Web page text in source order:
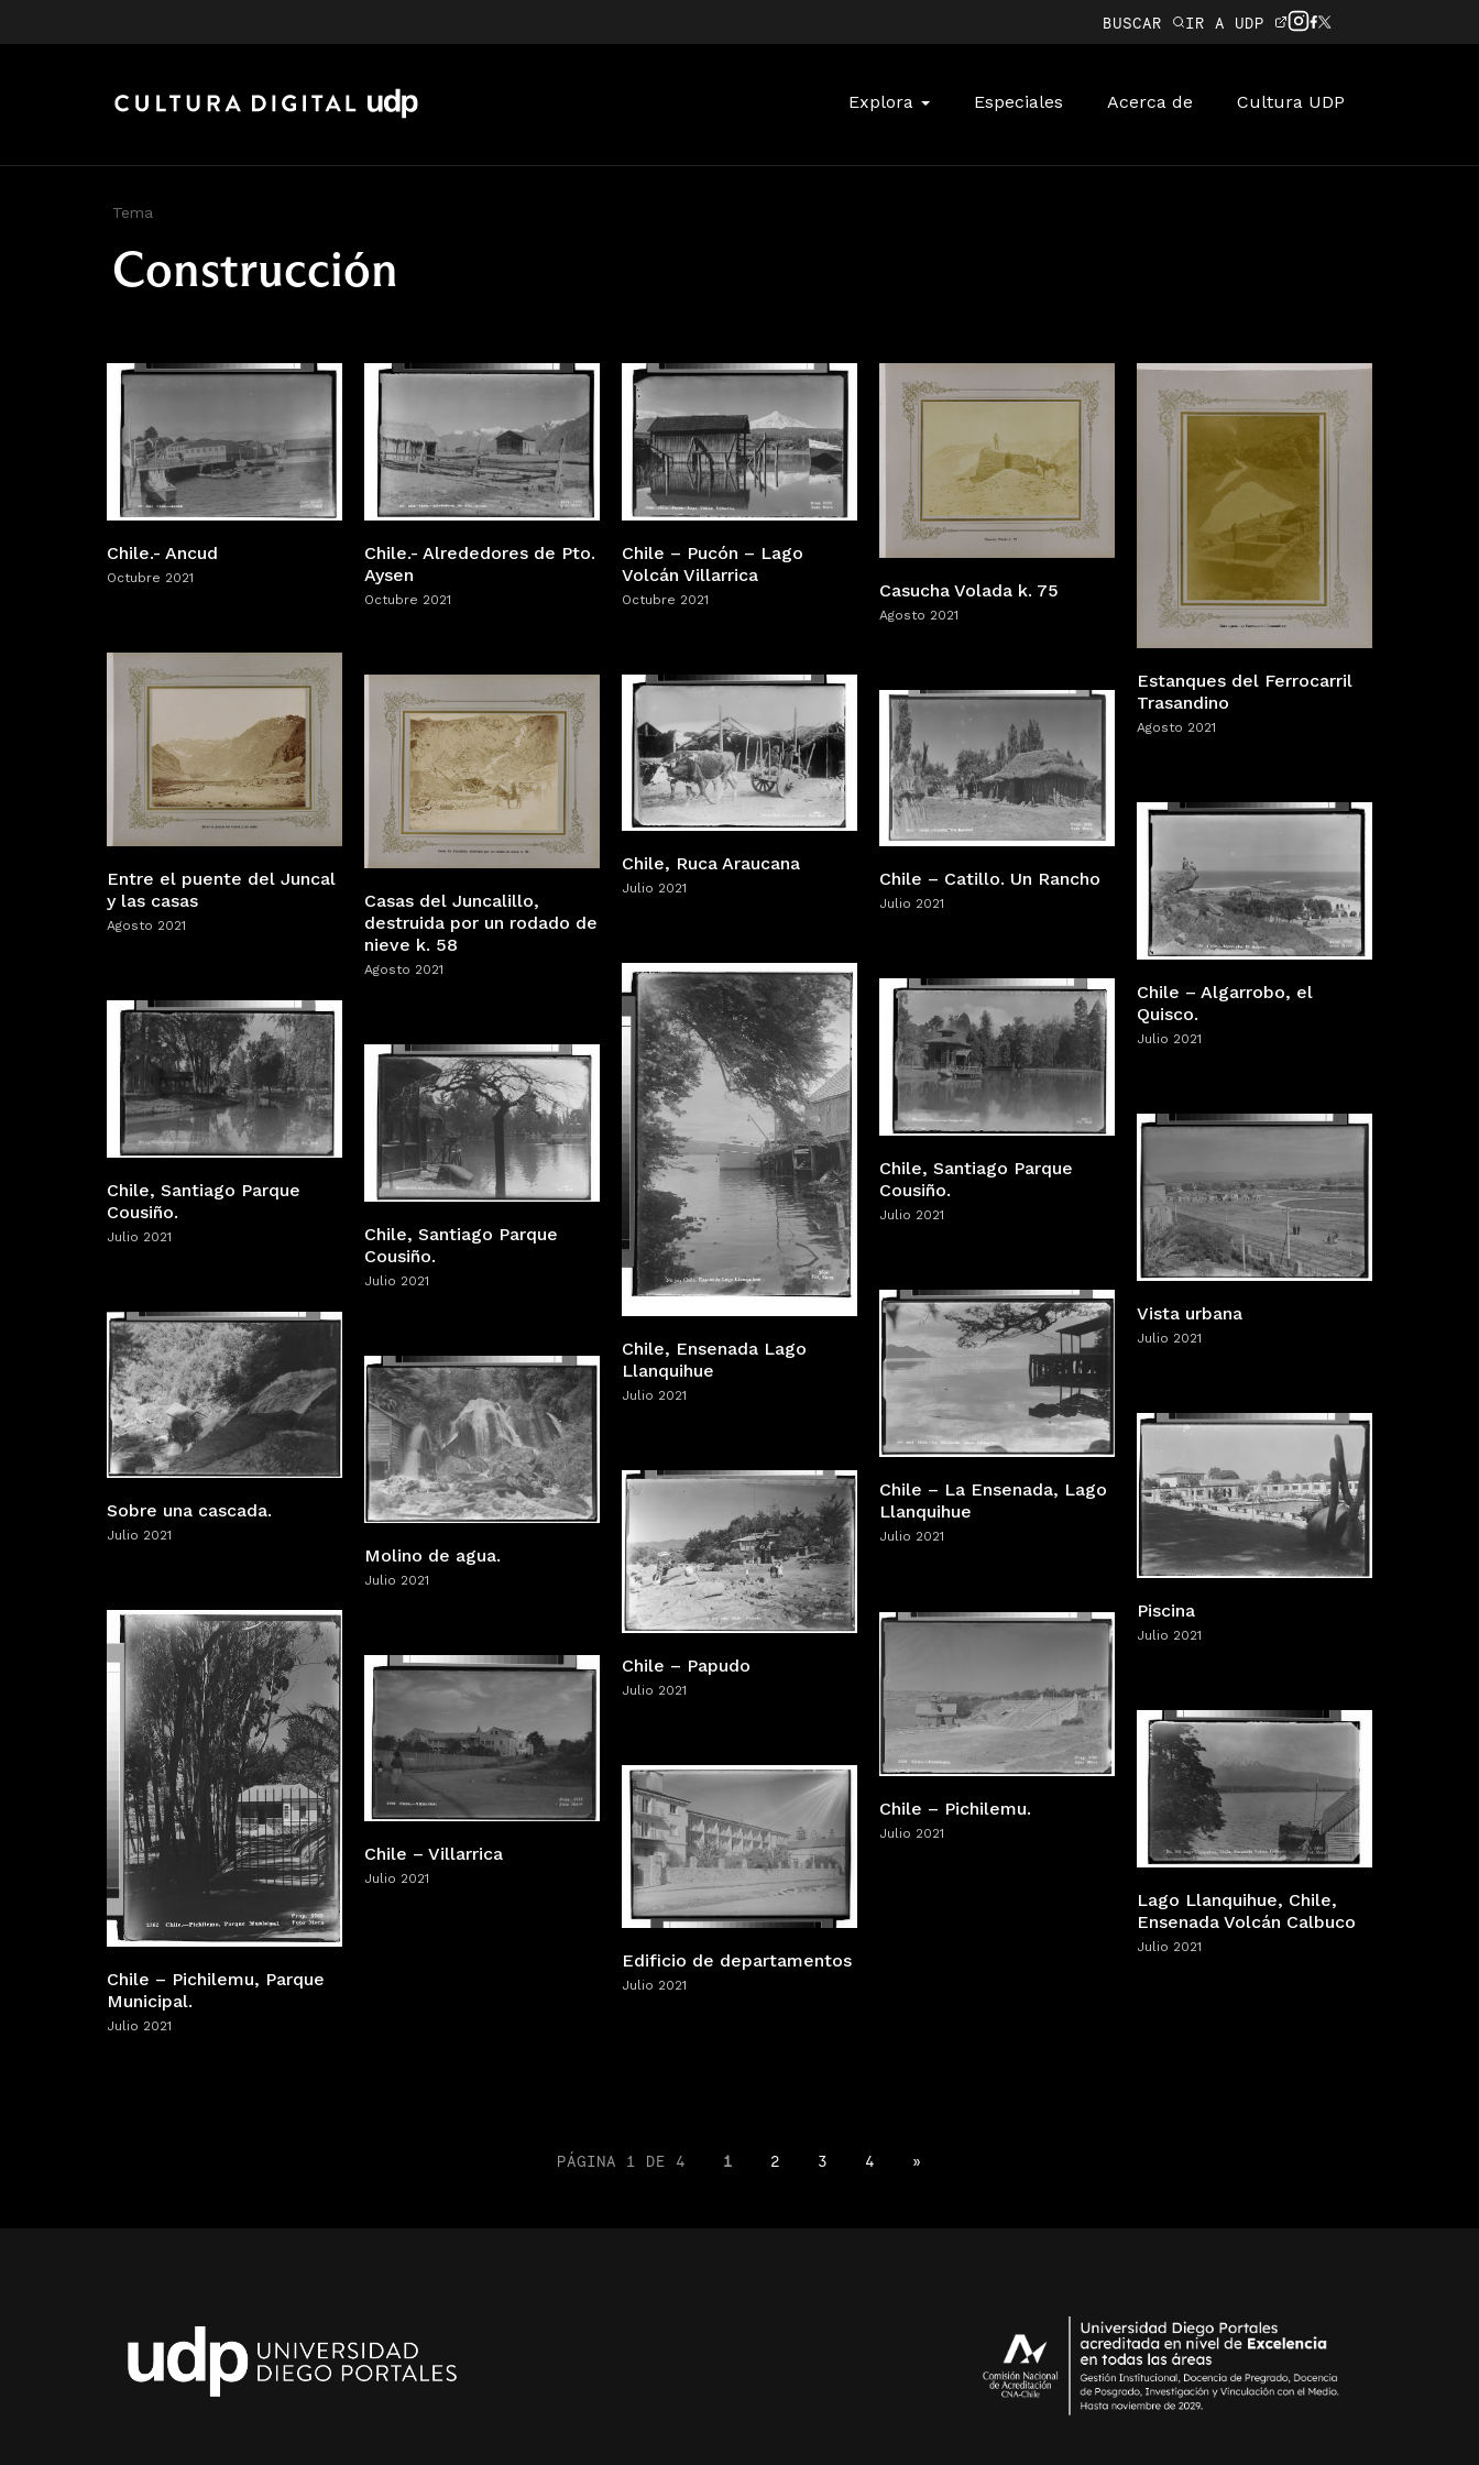
BUSCAR IR A UDP
Explora Especiales Acerca de Cultura UDP
Tema
Construcción
Chile.- Ancud
Octubre 2021
Chile.- Alrededores de Pto.
Aysen
Octubre 2021
Chile – Pucón – Lago
Volcán Villarrica
Octubre 2021 Casucha Volada k. 75
Agosto 2021
Estanques del Ferrocarril
Trasandino
Agosto 2021
Entre el puente del Juncal
y las casas
Agosto 2021
Casas del Juncalillo,
destruida por un rodado de
nieve k. 58
Agosto 2021
Chile, Ruca Araucana
Julio 2021 Chile – Catillo. Un Rancho
Julio 2021
Chile – Algarrobo, el
Quisco.
Julio 2021
Chile, Ensenada Lago
Llanquihue
Julio 2021
Chile, Santiago Parque
Cousiño.
Julio 2021
Chile, Santiago Parque
Cousiño.
Julio 2021
Chile, Santiago Parque
Cousiño.
Julio 2021
Vista urbana
Julio 2021
Chile – La Ensenada, Lago
Llanquihue
Julio 2021
Sobre una cascada.
Julio 2021
Molino de agua.
Julio 2021
Piscina
Julio 2021
Chile – Papudo
Julio 2021
Chile – Pichilemu, Parque
Municipal.
Julio 2021
Chile – Pichilemu.
Julio 2021
Chile – Villarrica
Julio 2021
Lago Llanquihue, Chile,
Ensenada Volcán Calbuco
Julio 2021
Edificio de departamentos
Julio 2021
PÁGINA 1 DE 4 1 2 3 4 »